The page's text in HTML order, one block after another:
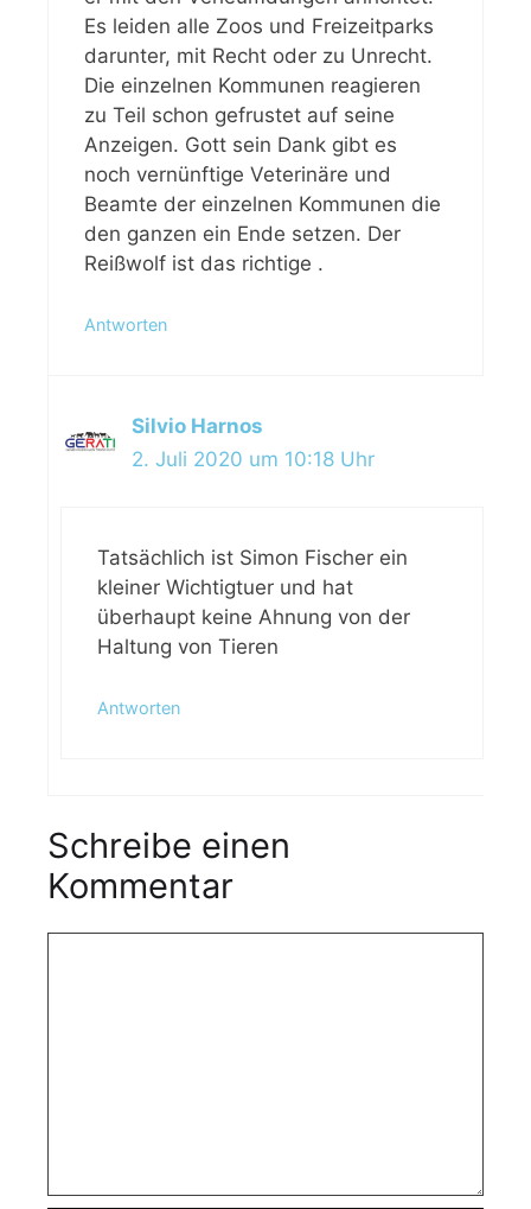
Es leiden alle Zoos und Freizeitparks
darunter, mit Recht oder zu Unrecht.
Die einzelnen Kommunen reagieren
zu Teil schon gefrustet auf seine
Anzeigen. Gott sein Dank gibt es
noch vernünftige Veterinäre und
Beamte der einzelnen Kommunen die
den ganzen ein Ende setzen. Der
Reißwolf ist das richtige .
Antworten
Silvio Harnos
2. Juli 2020 um 10:18 Uhr
Tatsächlich ist Simon Fischer ein
kleiner Wichtigtuer und hat
überhaupt keine Ahnung von der
Haltung von Tieren
Antworten
Schreibe einen
Kommentar